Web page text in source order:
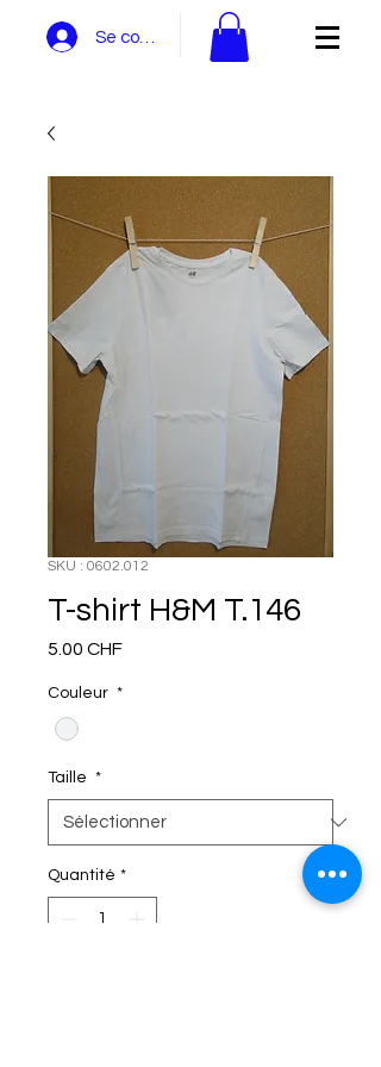
Se connecter
SKU : 0602.012
T-shirt H&M T.146
5.00 CHFPrix
Couleur *
Taille *
Quantité *